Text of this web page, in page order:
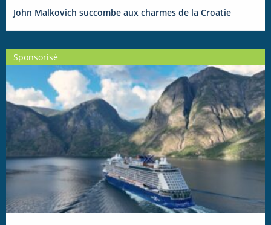
John Malkovich succombe aux charmes de la Croatie
Sponsorisé